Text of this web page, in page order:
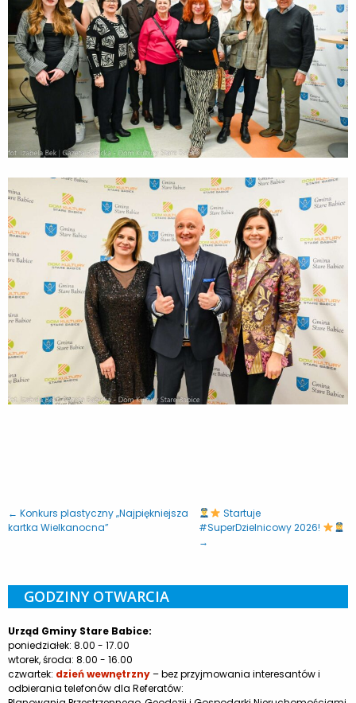
← Konkurs plastyczny „Najpiękniejsza
kartka Wielkanocna”
Startuje
#SuperDzielnicowy 2026!
→
GODZINY OTWARCIA
Urząd Gminy Stare Babice:
poniedziałek: 8.00 - 17.00
wtorek, środa: 8.00 - 16.00
czwartek: dzień wewnętrzny– bez przyjmowania interesantów i
odbierania telefonów dla Referatów: